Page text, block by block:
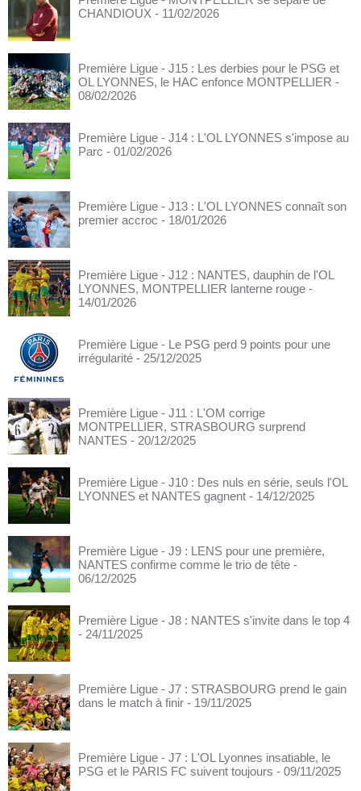
CHANDIOUX - 11/02/2026
Première Ligue - J15 : Les derbies pour le PSG et
OL LYONNES, le HAC enfonce MONTPELLIER -
08/02/2026
Première Ligue - J14 : L'OL LYONNES s'impose au
Parc - 01/02/2026
Première Ligue - J13 : L'OL LYONNES connaît son
premier accroc - 18/01/2026
Première Ligue - J12 : NANTES, dauphin de l'OL
LYONNES, MONTPELLIER lanterne rouge -
14/01/2026
Première Ligue - Le PSG perd 9 points pour une
irrégularité - 25/12/2025
Première Ligue - J11 : L'OM corrige
MONTPELLIER, STRASBOURG surprend
NANTES - 20/12/2025
Première Ligue - J10 : Des nuls en série, seuls l'OL
LYONNES et NANTES gagnent - 14/12/2025
Première Ligue - J9 : LENS pour une première,
NANTES confirme comme le trio de tête -
06/12/2025
Première Ligue - J8 : NANTES s'invite dans le top 4
- 24/11/2025
Première Ligue - J7 : STRASBOURG prend le gain
dans le match à finir - 19/11/2025
Première Ligue - J7 : L'OL Lyonnes insatiable, le
PSG et le PARIS FC suivent toujours - 09/11/2025